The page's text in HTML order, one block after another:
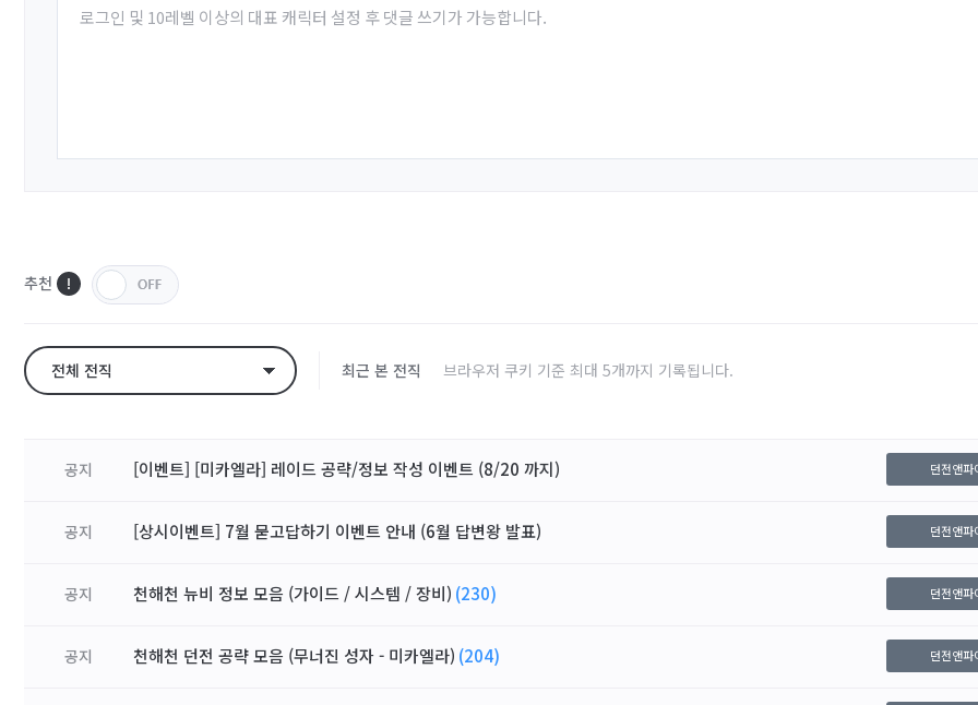
로그인 및 10레벨 이상의 대표 캐릭터 설정 후 댓글 쓰기가 가능합니다.
추천
전체 전직 최근 본 전직 브라우저 쿠키 기준 최대 5개까지 기록됩니다.
공지 [이벤트] [미카엘라] 레이드 공략/정보 작성 이벤트 (8/20 까지) 던전앤파
공지 [상시이벤트] 7월 묻고답하기 이벤트 안내 (6월 답변왕 발표) 던전앤파
공지 천해천 뉴비 정보 모음 (가이드 / 시스템 / 장비) (230) 던전앤파
공지 천해천 던전 공략 모음 (무너진 성자 - 미카엘라) (204) 던전앤파